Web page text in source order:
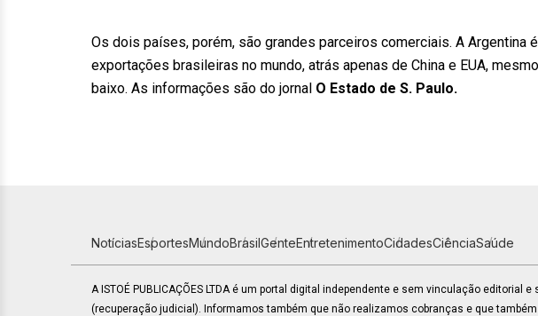
Os dois países, porém, são grandes parceiros comerciais. A Argentina
exportações brasileiras no mundo, atrás apenas de China e EUA,
baixo. As informações são do jornal O Estado de S. Paulo.
NotíciasEsportesMundoBrasilGenteEntretenimentoCidadesCiênciaSaúde
A ISTOÉ PUBLICAÇÕES LTDA é um portal digital independente e sem vinculação editorial e
(recuperação judicial). Informamos também que não realizamos cobranças e que